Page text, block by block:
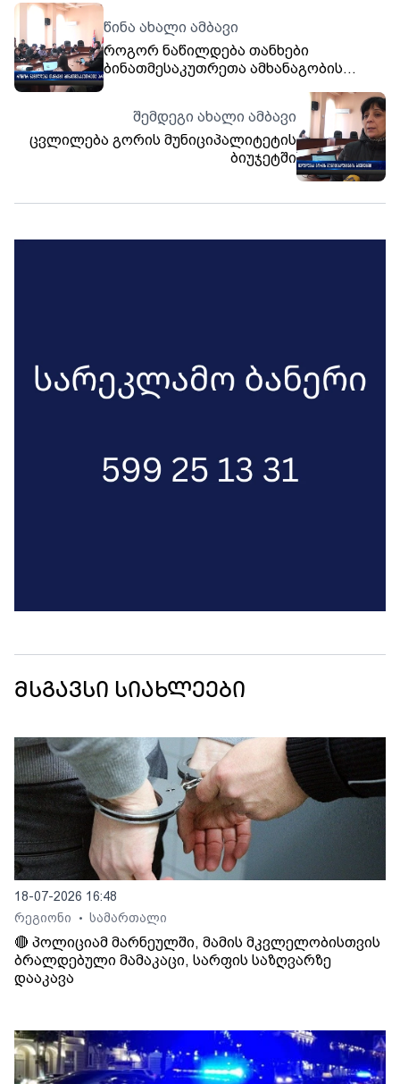
წინა ახალი ამბავი
როგორ ნაწილდება თანხები
ბინათმესაკუთრეთა ამხანაგობის
შემდეგი ახალი ამბავი
ცვლილება გორის მუნიციპალიტეტის
ბიუჯეტში
მსგავსი სიახლეები
18-07-2026 16:48
რეგიონი
• სამართალი
🔴 პოლიციამ მარნეულში, მამის მკვლელობისთვის
ბრალდებული მამაკაცი, სარფის საზღვარზე
დააკავა